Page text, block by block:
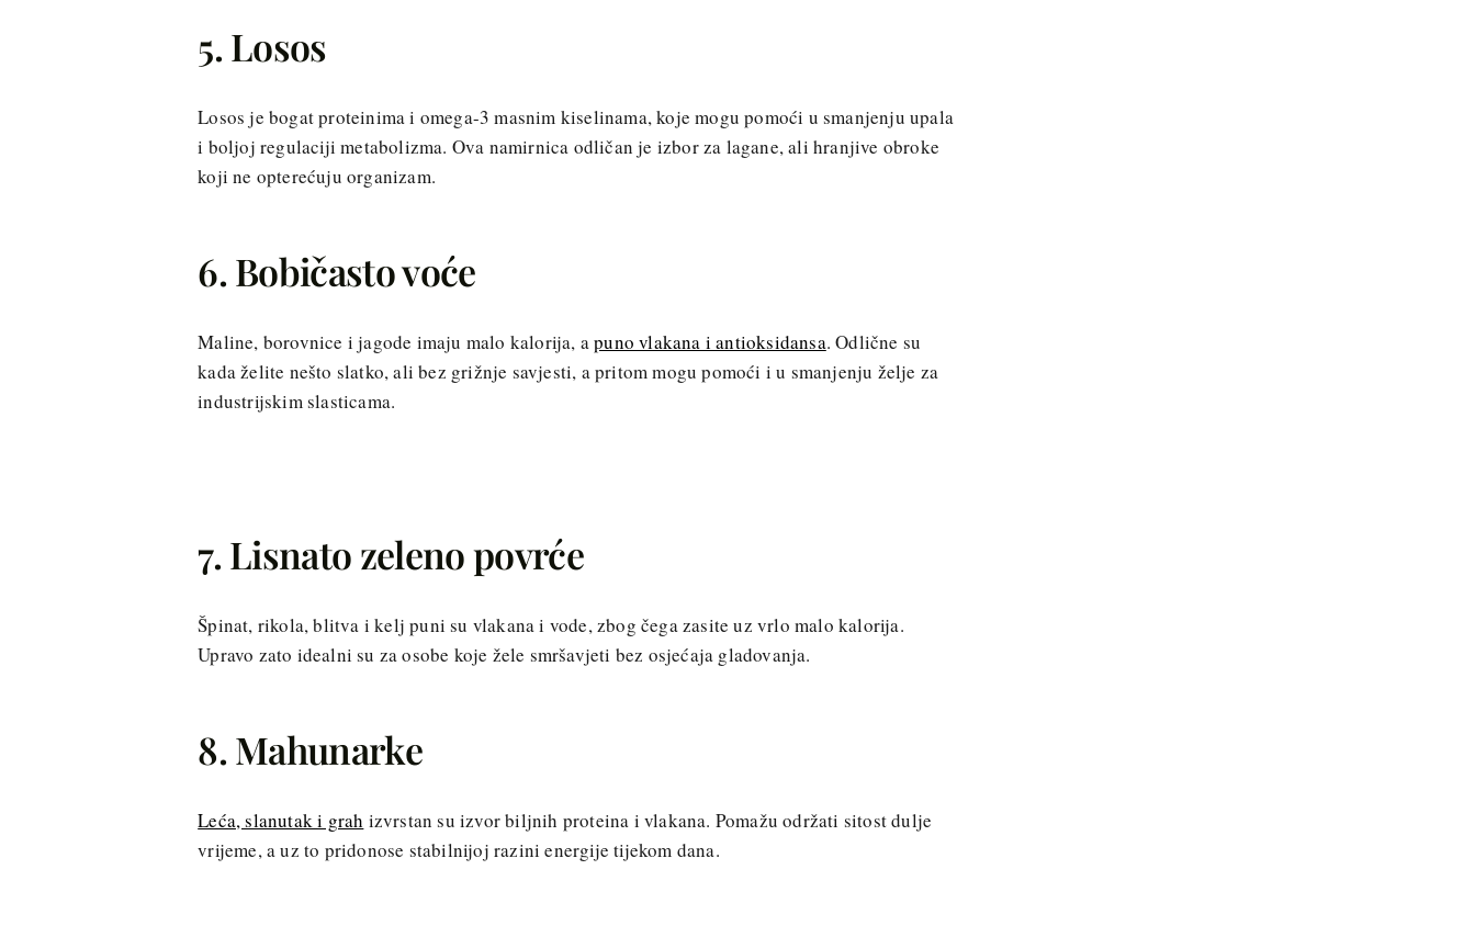
5. Losos
Losos je bogat proteinima i omega-3 masnim kiselinama, koje mogu pomoći u smanjenju upala
i boljoj regulaciji metabolizma. Ova namirnica odličan je izbor za lagane, ali hranjive obroke
koji ne opterećuju organizam.
6. Bobičasto voće
Maline, borovnice i jagode imaju malo kalorija, apuno vlakana i antioksidansa. Odlične su
kada želite nešto slatko, ali bez grižnje savjesti, a pritom mogu pomoći i u smanjenju želje za
industrijskim slasticama.
7. Lisnato zeleno povrće
Špinat, rikola, blitva i kelj puni su vlakana i vode, zbog čega zasite uz vrlo malo kalorija.
Upravo zato idealni su za osobe koje žele smršavjeti bez osjećaja gladovanja.
8. Mahunarke
Leća, slanutak i grah izvrstan su izvor biljnih proteina i vlakana. Pomažu održati sitost dulje
vrijeme, a uz to pridonose stabilnijoj razini energije tijekom dana.